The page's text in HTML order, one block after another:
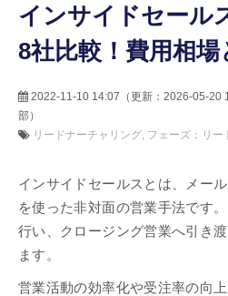
インサイドセール
8社比較！費用相
2022-11-10 14:07 （更新： 2026-05-20
部）
リードナーチャリング フェーズ：リー
インサイドセールスとは、メー
を使った非対面の営業手法です
行い、クロージング営業へ引き
ます。
営業活動の効率化や受注率の向